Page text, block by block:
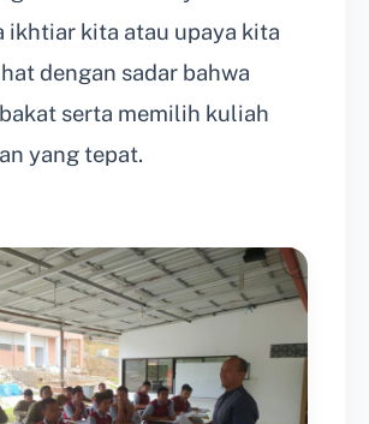
ikhtiar kita atau upaya kita
dengan sadar bahwa
serta memilih kuliah
yang tepat.